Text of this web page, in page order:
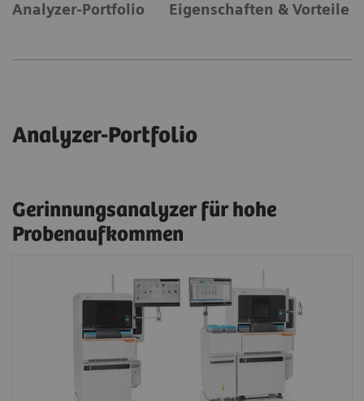
Analyzer-Portfolio Eigenschaften & Vorteile
Analyzer-Portfolio
Gerinnungsanalyzer für hohe
Probenaufkommen